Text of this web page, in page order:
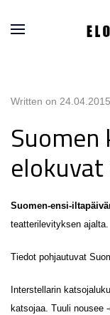
Written on
Suomen-ensi-
teatterilevityksen ajalta.
Tiedot pohjautuvat
Interstellarin
katsojaa. Tuuli nousee